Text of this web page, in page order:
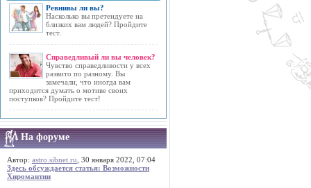
Ревнивы ли вы?
Насколько вы претендуете на
близких вам людей? Пройдите
тест.
Справедливый ли вы человек?
Чувство справедливости у всех
развито по разному. Вы
замечали, что иногда вам
приходится думать о мотиве своих
поступков? Пройдите тест!
На форуме
Автор: astro.sibnet.ru , 30 января 2022, 07:04
Здесь обсуждается статья: Возможности
Хиромантии